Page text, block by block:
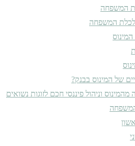
המשפחה
של המינוס בבנק?